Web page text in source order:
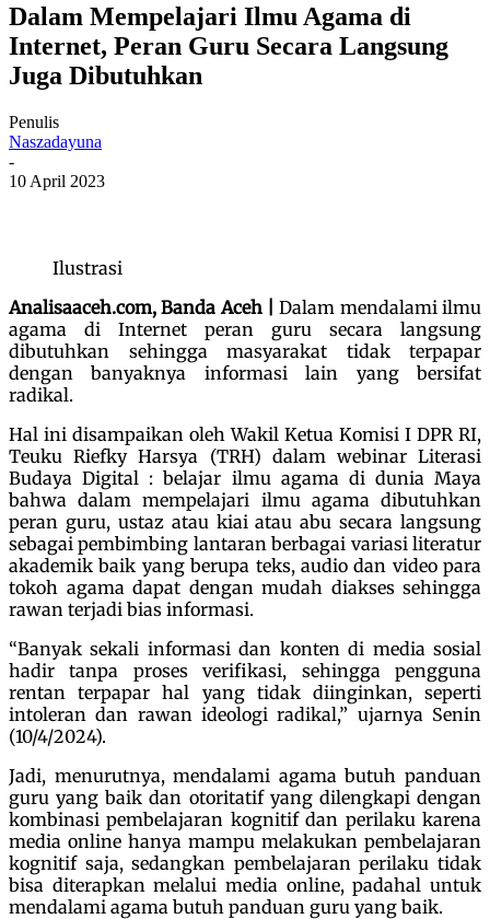
Dalam Mempelajari Ilmu Agama di
Internet, Peran Guru Secara Langsung
Juga Dibutuhkan
Penulis
Naszadayuna
-
10 April 2023
Ilustrasi
Analisaaceh.com, Banda Aceh |
Dalam mendalami ilmu
agama di Internet peran guru secara langsung
dibutuhkan sehingga masyarakat tidak terpapar
dengan banyaknya informasi lain yang bersifat
radikal.
Hal ini disampaikan oleh Wakil Ketua Komisi I DPR RI,
Teuku Riefky Harsya (TRH) dalam webinar Literasi
Budaya Digital : belajar ilmu agama di dunia Maya
bahwa dalam mempelajari ilmu agama dibutuhkan
peran guru, ustaz atau kiai atau abu secara langsung
sebagai pembimbing lantaran berbagai variasi literatur
akademik baik yang berupa teks, audio dan video para
tokoh agama dapat dengan mudah diakses sehingga
rawan terjadi bias informasi.
“Banyak sekali informasi dan konten di media sosial
hadir tanpa proses verifikasi, sehingga pengguna
rentan terpapar hal yang tidak diinginkan, seperti
intoleran dan rawan ideologi radikal,” ujarnya Senin
(10/4/2024).
Jadi, menurutnya, mendalami agama butuh panduan
guru yang baik dan otoritatif yang dilengkapi dengan
kombinasi pembelajaran kognitif dan perilaku karena
media online hanya mampu melakukan pembelajaran
kognitif saja, sedangkan pembelajaran perilaku tidak
bisa diterapkan melalui media online, padahal untuk
mendalami agama butuh panduan guru yang baik.